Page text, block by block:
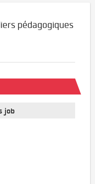
pédagogiques
job